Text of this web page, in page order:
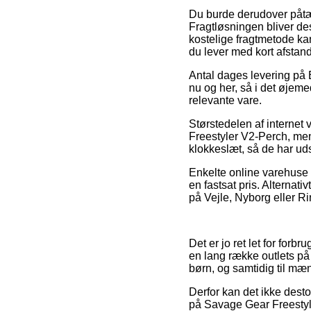
Du burde derudover
Fragtløsningen bliver
kostelige fragtmetode
du lever med kort
Antal dages levering
nu og her, så i det
relevante vare.
Størstedelen af internet
Freestyler V2-Perch,
klokkeslæt, så de har
Enkelte online
en fastsat pris.
på Vejle, Nyborg eller
Det er jo ret let for
en lang række outlets
børn, og samtidig til
Derfor kan det ikke
på Savage Gear